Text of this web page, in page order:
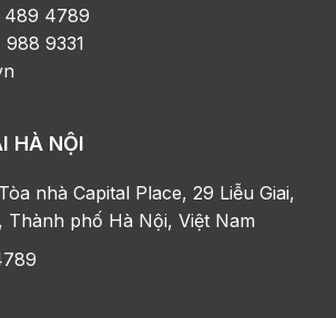
489 4789
9331
HÀ NỘI
nhà Capital Place, 29 Liễu Giai,
Thành phố Hà Nội, Việt Nam